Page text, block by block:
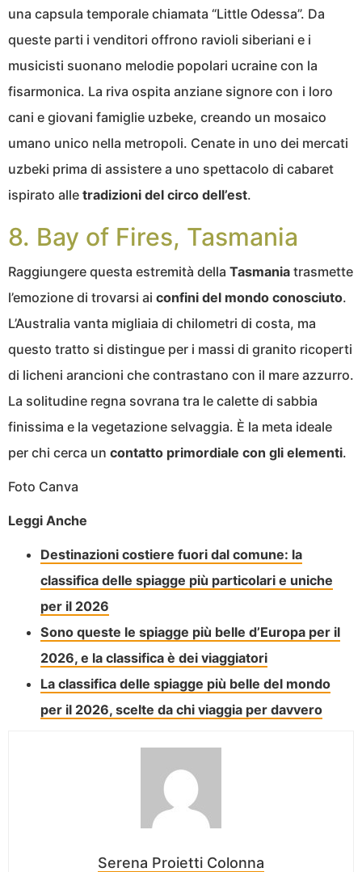
una capsula temporale chiamata “Little Odessa”. Da
queste parti i venditori offrono ravioli siberiani e i
musicisti suonano melodie popolari ucraine con la
fisarmonica. La riva ospita anziane signore con i loro
cani e giovani famiglie uzbeke, creando un mosaico
umano unico nella metropoli. Cenate in uno dei mercati
uzbeki prima di assistere a uno spettacolo di cabaret
ispirato alle tradizioni del circo dell’est.
8. Bay of Fires, Tasmania
Raggiungere questa estremità della Tasmania trasmette
l’emozione di trovarsi ai confini del mondo conosciuto.
L’Australia vanta migliaia di chilometri di costa, ma
questo tratto si distingue per i massi di granito ricoperti
di licheni arancioni che contrastano con il mare azzurro.
La solitudine regna sovrana tra le calette di sabbia
finissima e la vegetazione selvaggia. È la meta ideale
per chi cerca un contatto primordiale con gli elementi.
Foto Canva
Leggi Anche
Destinazioni costiere fuori dal comune: la
classifica delle spiagge più particolari e uniche
per il 2026
Sono queste le spiagge più belle d’Europa per il
2026, e la classifica è dei viaggiatori
La classifica delle spiagge più belle del mondo
per il 2026, scelte da chi viaggia per davvero
Serena Proietti Colonna